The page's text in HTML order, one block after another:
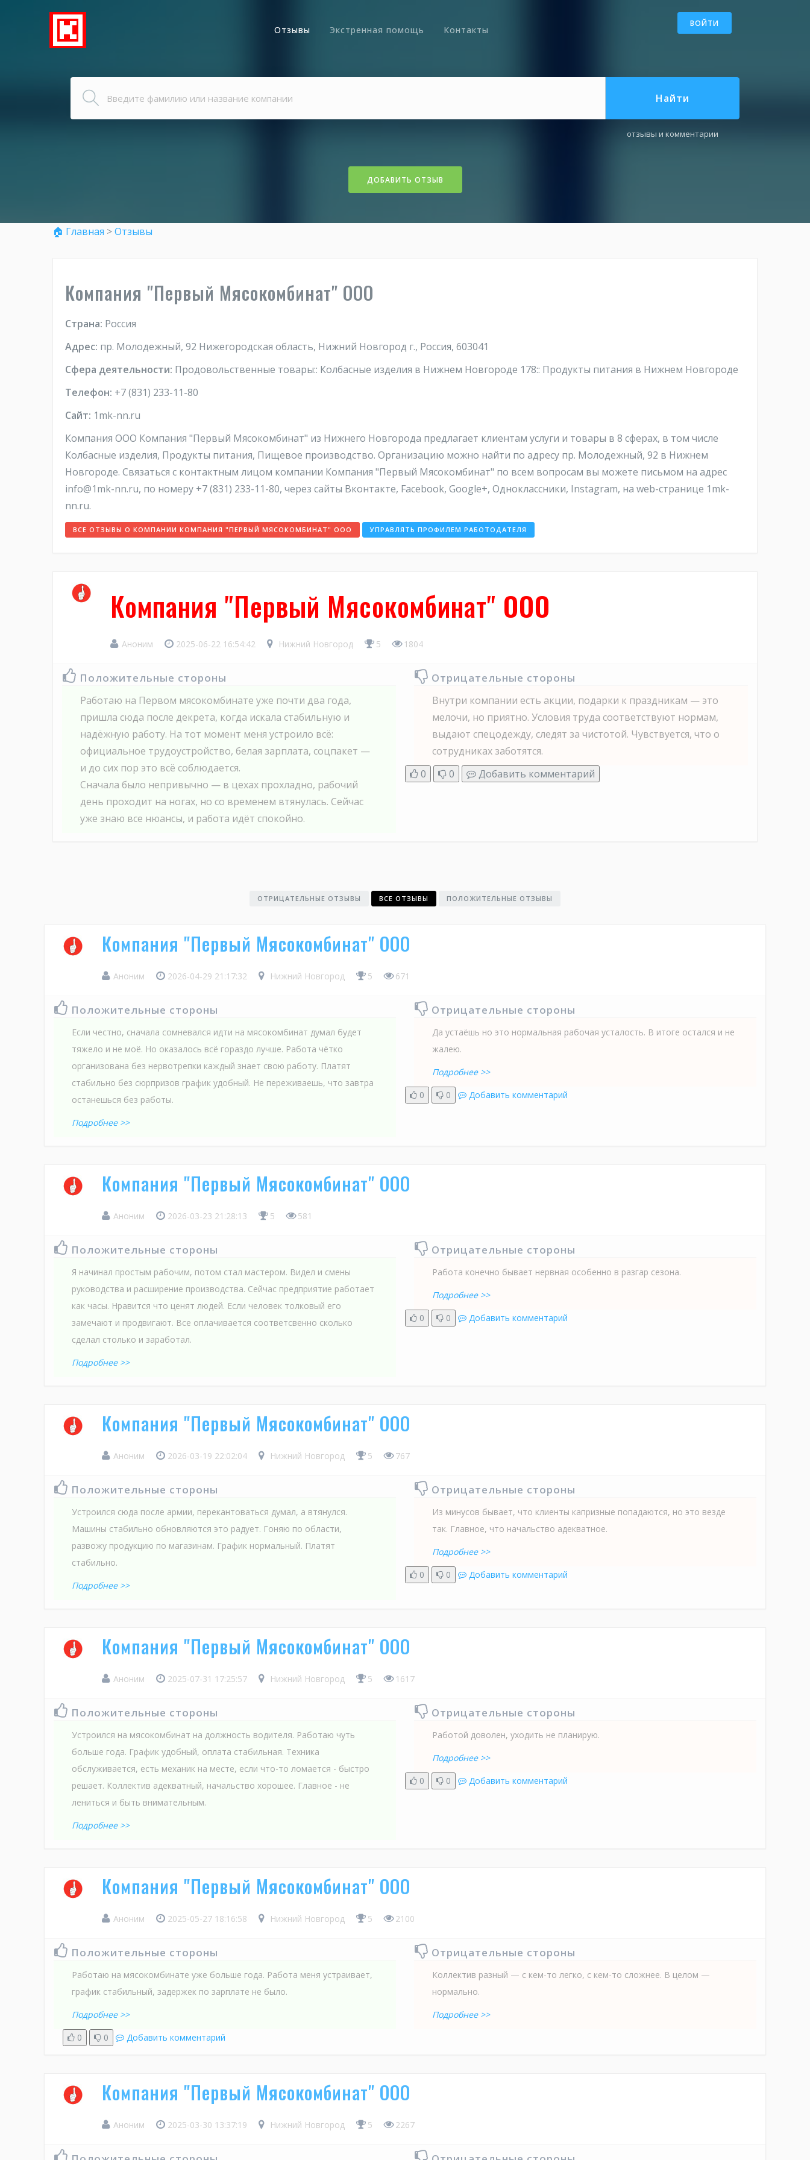
ВОЙТИ
Отзывы Экстренная помощь Контакты
Найти
отзывы и комментарии
ДОБАВИТЬ ОТЗЫВ
🏠 Главная >Отзывы
Компания "Первый Мясокомбинат" ООО
Страна: Россия
Адрес: пр. Молодежный, 92 Нижегородская область, Нижний Новгород г., Россия, 603041
Сфера деятельности: Продовольственные товары:: Колбасные изделия в Нижнем Новгороде 178:: Продукты питания в Нижнем Новгороде
Телефон: +7 (831) 233-11-80
Сайт: 1mk-nn.ru
Компания ООО Компания "Первый Мясокомбинат" из Нижнего Новгорода предлагает клиентам услуги и товары в 8 сферах, в том числе
Колбасные изделия, Продукты питания, Пищевое производство. Организацию можно найти по адресу пр. Молодежный, 92 в Нижнем
Новгороде. Связаться с контактным лицом компании Компания "Первый Мясокомбинат" по всем вопросам вы можете письмом на адрес
info@1mk-nn.ru, по номеру +7 (831) 233-11-80, через сайты Вконтакте, Facebook, Google+, Одноклассники, Instagram, на web-странице 1mk-
nn.ru.
ВСЕ ОТЗЫВЫ О КОМПАНИИ КОМПАНИЯ "ПЕРВЫЙ МЯСОКОМБИНАТ" ООО УПРАВЛЯТЬ ПРОФИЛЕМ РАБОТОДАТЕЛЯ
Компания "Первый Мясокомбинат" ООО
Аноним 2025-06-22 16:54:42 Нижний Новгород 5 1804
Положительные стороны
Работаю на Первом мясокомбинате уже почти два года,
пришла сюда после декрета, когда искала стабильную и
надёжную работу. На тот момент меня устроило всё:
официальное трудоустройство, белая зарплата, соцпакет —
и до сих пор это всё соблюдается.
Сначала было непривычно — в цехах прохладно, рабочий
день проходит на ногах, но со временем втянулась. Сейчас
уже знаю все нюансы, и работа идёт спокойно.
Отрицательные стороны
Внутри компании есть акции, подарки к праздникам — это
мелочи, но приятно. Условия труда соответствуют нормам,
выдают спецодежду, следят за чистотой. Чувствуется, что о
сотрудниках заботятся.
0
0 Добавить комментарий
ОТРИЦАТЕЛЬНЫЕ ОТЗЫВЫ ВСЕ ОТЗЫВЫ ПОЛОЖИТЕЛЬНЫЕ ОТЗЫВЫ
Компания "Первый Мясокомбинат" ООО
Аноним 2026-04-29 21:17:32 Нижний Новгород 5 671
Положительные стороны
Если честно, сначала сомневался идти на мясокомбинат думал будет
тяжело и не моё. Но оказалось всё гораздо лучше. Работа чётко
организована без нервотрепки каждый знает свою работу. Платят
стабильно без сюрпризов график удобный. Не переживаешь, что завтра
останешься без работы.
Подробнее >>
Отрицательные стороны
Да устаёшь но это нормальная рабочая усталость. В итоге остался и не
жалею.
Подробнее >>
0
0 Добавить комментарий
Компания "Первый Мясокомбинат" ООО
Аноним 2026-03-23 21:28:13 5 581
Положительные стороны
Я начинал простым рабочим, потом стал мастером. Видел и смены
руководства и расширение производства. Сейчас предприятие работает
как часы. Нравится что ценят людей. Если человек толковый его
замечают и продвигают. Все оплачивается соответсвенно сколько
сделал столько и заработал.
Подробнее >>
Отрицательные стороны
Работа конечно бывает нервная особенно в разгар сезона.
Подробнее >>
0
0 Добавить комментарий
Компания "Первый Мясокомбинат" ООО
Аноним 2026-03-19 22:02:04 Нижний Новгород 5 767
Положительные стороны
Устроился сюда после армии, перекантоваться думал, а втянулся.
Машины стабильно обновляются это радует. Гоняю по области,
развожу продукцию по магазинам. График нормальный. Платят
стабильно.
Подробнее >>
Отрицательные стороны
Из минусов бывает, что клиенты капризные попадаются, но это везде
так. Главное, что начальство адекватное.
Подробнее >>
0
0 Добавить комментарий
Компания "Первый Мясокомбинат" ООО
Аноним 2025-07-31 17:25:57 Нижний Новгород 5 1617
Положительные стороны
Устроился на мясокомбинат на должность водителя. Работаю чуть
больше года. График удобный, оплата стабильная. Техника
обслуживается, есть механик на месте, если что-то ломается - быстро
решает. Коллектив адекватный, начальство хорошее. Главное - не
лениться и быть внимательным.
Подробнее >>
Отрицательные стороны
Работой доволен, уходить не планирую.
Подробнее >>
0
0 Добавить комментарий
Компания "Первый Мясокомбинат" ООО
Аноним 2025-05-27 18:16:58 Нижний Новгород 5 2100
Положительные стороны
Работаю на мясокомбинате уже больше года. Работа меня устраивает,
график стабильный, задержек по зарплате не было.
Подробнее >>
Отрицательные стороны
Коллектив разный — с кем-то легко, с кем-то сложнее. В целом —
нормально.
Подробнее >>
0
0 Добавить комментарий
Компания "Первый Мясокомбинат" ООО
Аноним 2025-03-30 13:37:19 Нижний Новгород 5 2267